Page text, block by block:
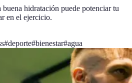
hidratación puede potenciar tu
en el ejercicio.
#deporte#bienestar#agua